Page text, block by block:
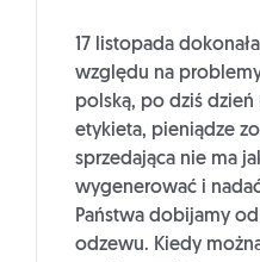
17 listopada
względu na
polską, po dziś dzień
etykieta, pieniądze
sprzedająca nie ma
wygenerować i
Państwa dobijamy od
odzewu. Kiedy